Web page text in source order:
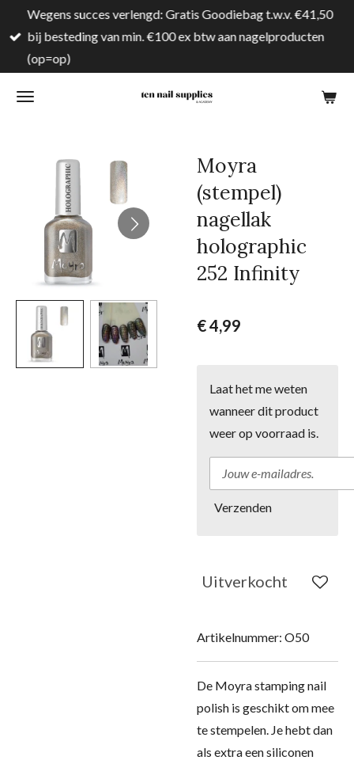
direct
naar
hoofdinhoud
Wegens succes verlengd: Gratis Goodiebag t.w.v. €41,50
bij besteding van min. €100 ex btw aan nagelproducten
(op=op)
Moyra
(stempel)
nagellak
holographic
252 Infinity
€ 4,99
Laat het me weten
wanneer dit product
weer op voorraad is.
Verzenden
Uitverkocht
Artikelnummer: O50
De Moyra stamping nail
polish is geschikt om mee
te stempelen. Je hebt dan
als extra een siliconen